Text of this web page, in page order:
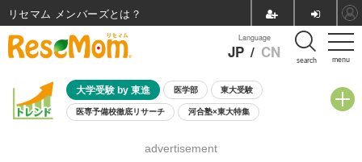
menu
Language
JP / CN search
大学受験 by 東進 医学部 東大受験
医専予備校徹底リサーチ 河合塾×東大特集
8月開催学校説明会・相談会
advertisement
リセマム メンバーズ